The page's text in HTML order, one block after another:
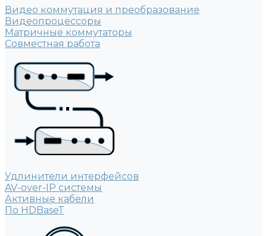
Видео коммутация и преобразование
Видеопроцессоры
Матричные коммутаторы
Совместная работа
Удлинители интерфейсов
AV-over-IP системы
Активные кабели
По HDBaseT